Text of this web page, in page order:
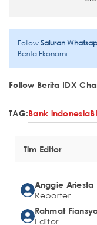
FollowSaluran
Berita Ekonomi
Follow Berita IDX
TAG:Bank indonesiaBI
Tim Editor
Anggie Ariesta
Reporter
Rahmat
Editor